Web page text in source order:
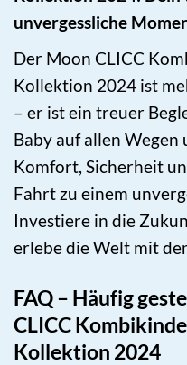
unvergessliche
Der Moon CLICC
Kollektion 2024 ist
– er ist ein treuer
Baby auf allen
Komfort, Sicherheit
Fahrt zu einem
Investiere in die
erlebe die Welt mit
FAQ – Häufig
CLICC
Kollektion 2024